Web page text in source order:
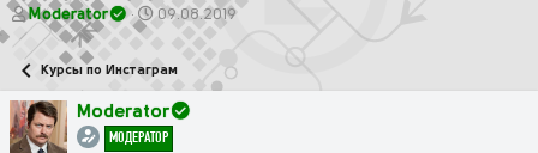
А
т
о
р
т
е
Moderator
Д
а
а
ч
09.08.2019
Курсы по Инстаграм
Moderator
МОДЕРАТОР